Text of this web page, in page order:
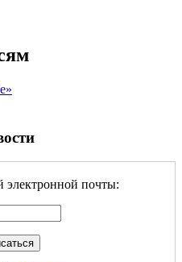
электронной почты: